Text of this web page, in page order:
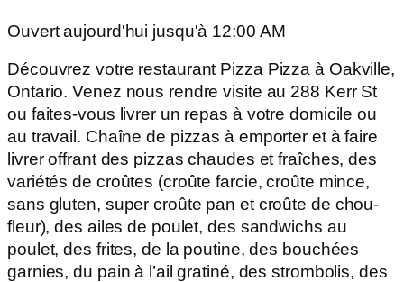
Ouvert aujourd'hui jusqu'à 12:00 AM
Découvrez votre restaurant Pizza Pizza à Oakville,
Ontario. Venez nous rendre visite au 288 Kerr St
ou faites-vous livrer un repas à votre domicile ou
au travail. Chaîne de pizzas à emporter et à faire
livrer offrant des pizzas chaudes et fraîches, des
variétés de croûtes (croûte farcie, croûte mince,
sans gluten, super croûte pan et croûte de chou-
fleur), des ailes de poulet, des sandwichs au
poulet, des frites, de la poutine, des bouchées
garnies, du pain à l’ail gratiné, des strombolis, des